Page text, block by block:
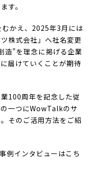
す。
かえ、2025年3月には
株式会社」へ社名変更
造”を理念に掲げる企業
届けていくことが期待
100周年を記念した従
一つにWowTalkのサ
そのご活用方法をご紹
例インタビューはこち